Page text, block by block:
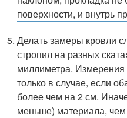
поверхности, и внутрь
Делать замеры кровли
стропил на разных
миллиметра.
только в случае, если
более чем на 2 см.
меньше) материала, чем